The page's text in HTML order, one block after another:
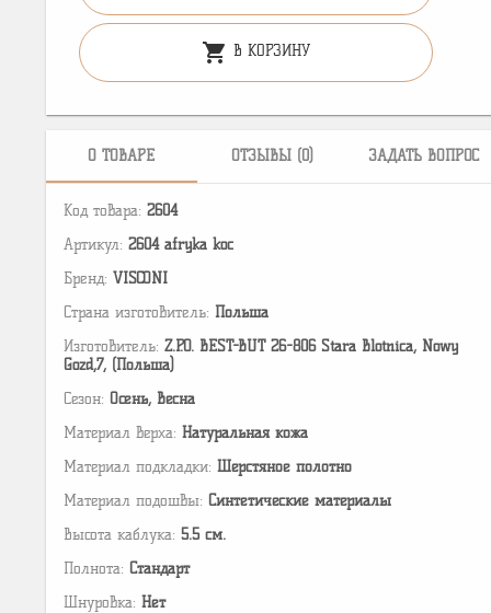
shopping_cart В КОРЗИНУ
О ТОВАРЕ ОТЗЫВЫ (0) ЗАДАТЬ ВОПРОС
Код товара: 2604
Артикул: 2604 afryka koc
Бренд: VISCONI
Страна изготовитель: Польша
Изготовитель: Z.P.O. BEST-BUT 26-806 Stara Blotnica, Nowy
Gozd,7, (Польша)
Сезон: Осень, Весна
Материал верха: Натуральная кожа
Материал подкладки: Шерстяное полотно
Материал подошвы: Cинтетические материалы
Высота каблука: 5.5 см.
Полнота: Стандарт
Шнуровка: Нет